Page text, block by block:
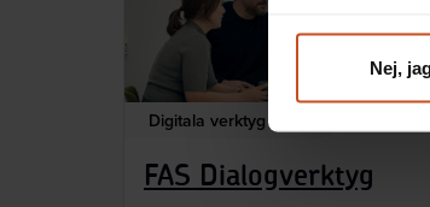
Nej,
Digitala verktyg
FAS Dialogverktyg